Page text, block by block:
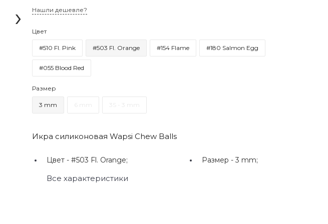
› Нашли дешевле?
Цвет
#510 Fl. Pink #503 Fl. Orange #154 Flame #180 Salmon Egg
#055 Blood Red
Размер
3 mm
Икра силиконовая Wapsi Chew Balls
Цвет - #503 Fl. Orange; Размер -3 mm;
Все характеристики